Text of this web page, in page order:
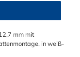
Steckern der